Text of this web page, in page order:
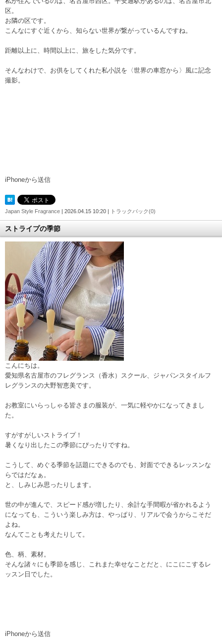
区。
お隣の区です。
こんなにすぐ近くから、知らない世界が繋がっているんですね。
距離以上に、時間以上に、旅をした気分です。
そんなわけで、お供をしてくれた私小説を〈世界の車窓から〉風に記念
撮影。
iPhoneから送信
Japan Style Fragrance | 2026.04.15 10:20 | トラックバック(0)
ストライプの季節
こんにちは。
愛知県名古屋市のフレグランス（香水）スクール、ジャパンスタイルフ
レグランスの大野智恵美です。
お教室にいらっしゃる皆さまの服装が、一気に軽やかになってきまし
た。
すがすがしいストライプ！
暑くなり出したこの季節にぴったりですね。
こうして、めぐる季節を話題にできるのでも、対面でできるレッスンな
らではだなぁ。
と、しみじみ思ったりします。
世の中が進んで、スピード感が増したり、余計な手間暇が省かれるよう
になっても、こういう楽しみ方は、やっぱり、リアルで会うからこそだ
よね。
なんてことも考えたりして。
色、柄、素材。
そんな諸々にも季節を感じ、これまた幸せなことだと、にこにこするレ
ッスン日でした。
iPhoneから送信